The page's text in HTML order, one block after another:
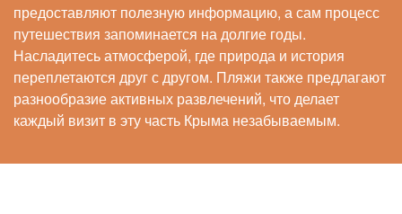
предоставляют полезную информацию, а сам процесс
путешествия запоминается на долгие годы.
Насладитесь атмосферой, где природа и история
переплетаются друг с другом. Пляжи также предлагают
разнообразие активных развлечений, что делает
каждый визит в эту часть Крыма незабываемым.